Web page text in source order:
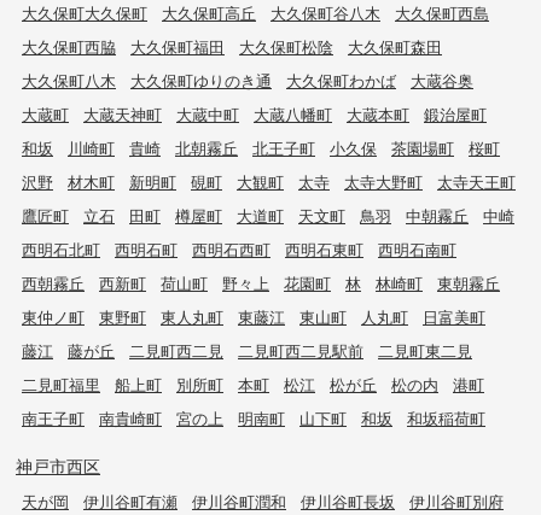
大久保町大久保町
大久保町高丘 大久保町谷八木
大久保町西島
大久保町西脇
大久保町福田 大久保町松陰
大久保町森田
大久保町八木
大久保町ゆりのき通 大久保町わかば
大蔵谷奥
大蔵町
大蔵天神町 大蔵中町 大蔵八幡町 大蔵本町
鍛治屋町
和坂
川崎町 貴崎 北朝霧丘 北王子町 小久保 茶園場町
桜町
沢野
材木町 新明町 硯町 大観町 太寺 太寺大野町
太寺天王町
鷹匠町
立石 田町 樽屋町 大道町 天文町 鳥羽 中朝霧丘
中崎
西明石北町
西明石町 西明石西町 西明石東町
西明石南町
西朝霧丘
西新町 荷山町 野々上 花園町 林 林崎町
東朝霧丘
東仲ノ町
東野町 東人丸町 東藤江 東山町 人丸町
日富美町
藤江
藤が丘 二見町西二見 二見町西二見駅前
二見町東二見
二見町福里
船上町 別所町 本町 松江 松が丘 松の内
港町
南王子町
南貴崎町 宮の上 明南町 山下町 和坂 和坂稲荷町
神戸市西区
天が岡 伊川谷町有瀬 伊川谷町潤和 伊川谷町長坂
伊川谷町別府